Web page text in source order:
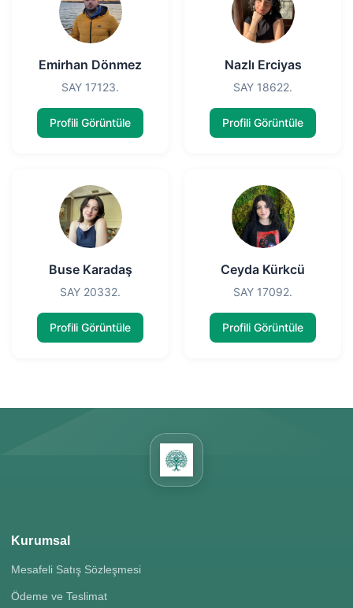
Emirhan Dönmez
SAY 17123.
Profili Görüntüle
Nazlı Erciyas
SAY 18622.
Profili Görüntüle
Buse Karadaş
SAY 20332.
Profili Görüntüle
Ceyda Kürkcü
SAY 17092.
Profili Görüntüle
Kurumsal
Mesafeli Satış Sözleşmesi
Ödeme ve Teslimat